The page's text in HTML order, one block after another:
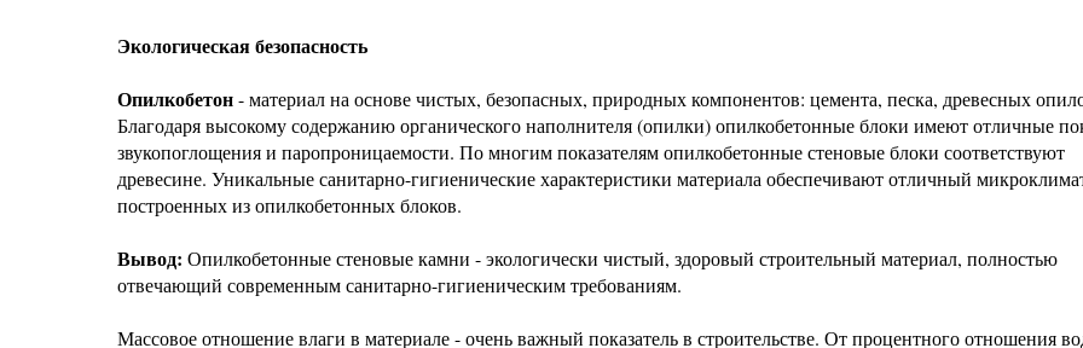
Экологическая безопасность
Опилкобетон- материал на основе чистых, безопасных, природных компонентов: цемента, песка, древесных
Благодаря высокому содержанию органического наполнителя (опилки) опилкобетонные блоки имеют отличные
звукопоглощения и паропроницаемости. По многим показателям опилкобетонные стеновые блоки соответствуют
древесине. Уникальные санитарно-гигиенические характеристики материала обеспечивают отличный
построенных из опилкобетонных блоков.
Вывод: Опилкобетонные стеновые камни - экологически чистый, здоровый строительный материал, полностью
отвечающий современным санитарно-гигиеническим требованиям.
Массовое отношение влаги в материале - очень важный показатель в строительстве. От процентного отношения